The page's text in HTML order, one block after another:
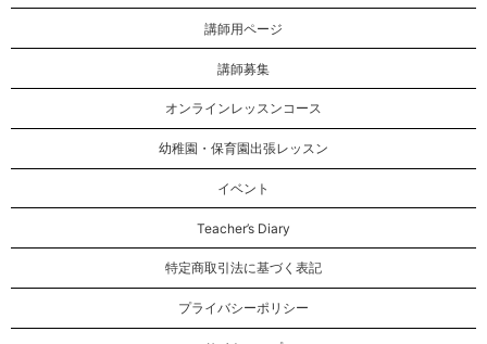
講師用ページ
講師募集
オンラインレッスンコース
幼稚園・保育園出張レッスン
イベント
Teacher’s Diary
特定商取引法に基づく表記
プライバシーポリシー